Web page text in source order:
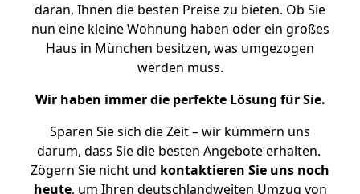
daran, Ihnen die besten Preise zu bieten. Ob Sie
nun eine kleine Wohnung haben oder ein großes
Haus in München besitzen, was umgezogen
werden muss.
Wir haben immer die perfekte Lösung für Sie.
Sparen Sie sich die Zeit – wir kümmern uns
darum, dass Sie die besten Angebote erhalten.
Zögern Sie nicht und kontaktieren Sie uns noch
heute, um Ihren deutschlandweiten Umzug von